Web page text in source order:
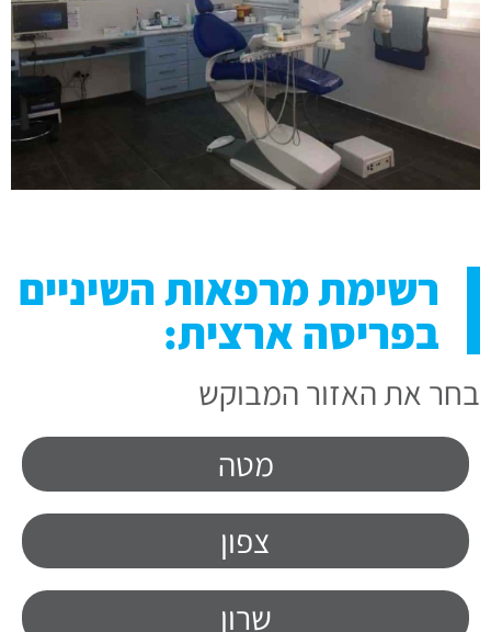
רשימת מרפאות השיניים
בפריסה ארצית:
בחר את האזור המבוקש
מטה
צפון
שרון